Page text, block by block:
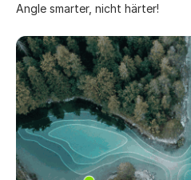
Angle smarter, nicht härter!